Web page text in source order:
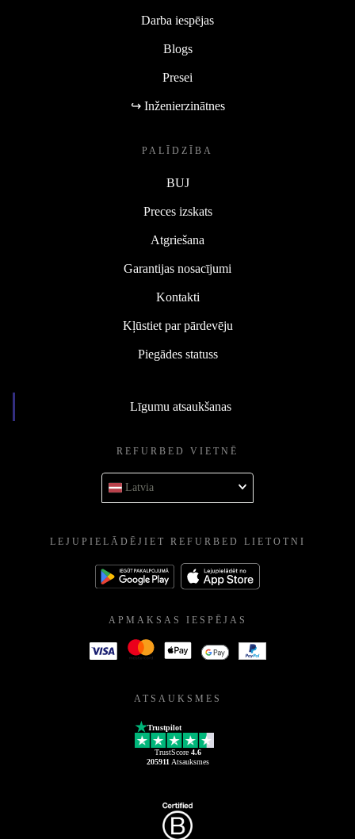
Darba iespējas
Blogs
Presei
↪ Inženierzinātnes
PALĪDZĪBA
BUJ
Preces izskats
Atgriešana
Garantijas nosacījumi
Kontakti
Kļūstiet par pārdevēju
Piegādes statuss
Līgumu atsaukšanas
REFURBED VIETNĒ
Latvia
LEJUPIELĀDĒJIET REFURBED LIETOTNI
APMAKSAS IESPĒJAS
ATSAUKSMES
Trustpilot
TrustScore 4.6
205911 Atsauksmes